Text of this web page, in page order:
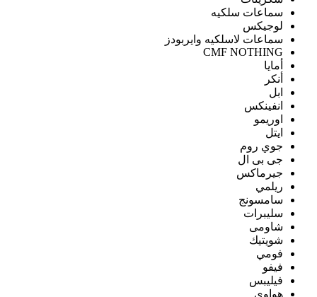
سماعات سلكيه
لوجيكس
سماعات لاسلكيه وايربودز
CMF NOTHING
أمايا
أنكر
ابل
انفينكس
اوريمو
ايتل
جوي روم
جى بى ال
جيرماكس
ريلمي
سامسونج
سليبرات
شاومى
شويتيك
فومي
فيفو
فيليبس
هواوي